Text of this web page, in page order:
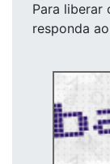
Para liberar
responda